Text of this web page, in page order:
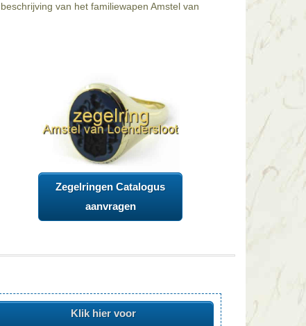
van het familiewapen Amstel van
Zegelringen Catalogus
aanvragen
Klik hier voor